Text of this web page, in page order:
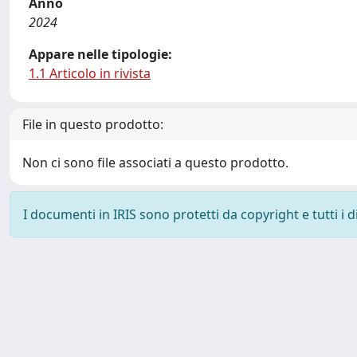
2024
Appare nelle tipologie:
1.1 Articolo in rivista
File in questo prodotto:
Non ci sono file associati a questo prodotto.
I documenti in IRIS sono protetti da copyright e tutti i